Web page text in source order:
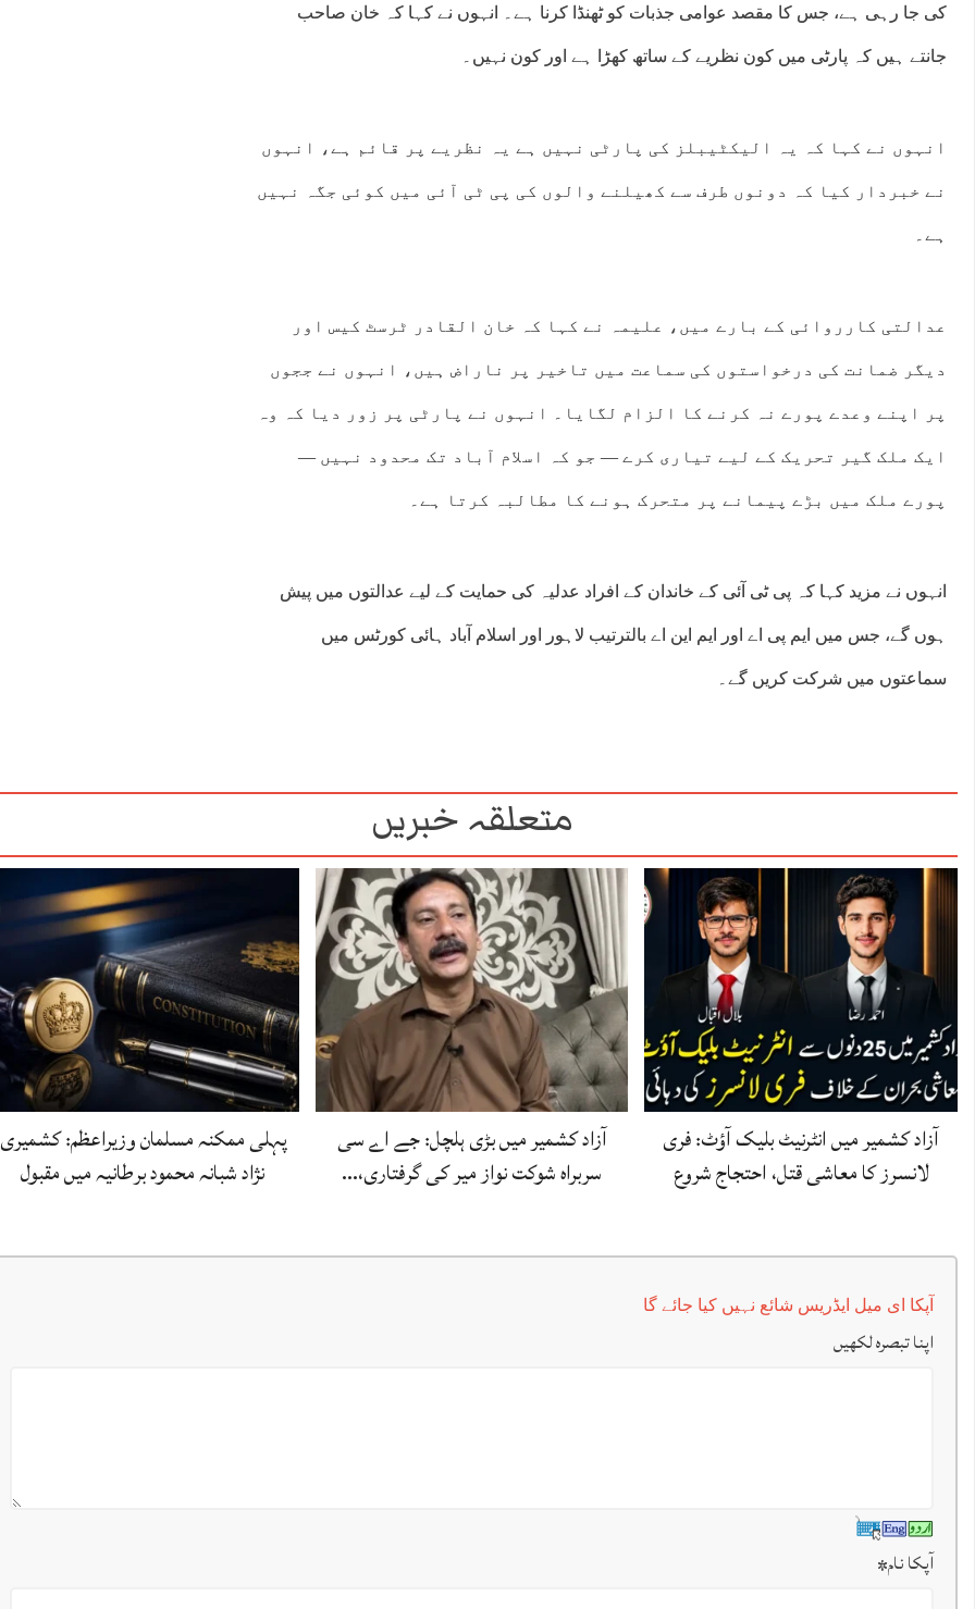
کی جا رہی ہے، جس کا مقصد عوامی جذبات کو ٹھنڈا کرنا ہے۔ انہوں نے کہا کہ خان صاحب
جانتے ہیں کہ پارٹی میں کون نظریے کے ساتھ کھڑا ہے اور کون نہیں۔
انہوں نے کہا کہ یہ الیکٹیبلز کی پارٹی نہیں ہے یہ نظریے پر قائم ہے، انہوں
نے خبردار کیا کہ دونوں طرف سے کھیلنے والوں کی پی ٹی آئی میں کوئی جگہ نہیں
ہے۔
عدالتی کارروائی کے بارے میں، علیمہ نے کہا کہ خان القادر ٹرسٹ کیس اور
دیگر ضمانت کی درخواستوں کی سماعت میں تاخیر پر ناراض ہیں، انہوں نے ججوں
پر اپنے وعدے پورے نہ کرنے کا الزام لگایا۔ انہوں نے پارٹی پر زور دیا کہ وہ
ایک ملک گیر تحریک کے لیے تیاری کرے — جو کہ اسلام آباد تک محدود نہیں —
پورے ملک میں بڑے پیمانے پر متحرک ہونے کا مطالبہ کرتا ہے۔
انہوں نے مزید کہا کہ پی ٹی آئی کے خاندان کے افراد عدلیہ کی حمایت کے لیے عدالتوں میں پیش
ہوں گے، جس میں ایم پی اے اور ایم این اے بالترتیب لاہور اور اسلام آباد ہائی کورٹس میں
سماعتوں میں شرکت کریں گے۔
متعلقہ خبریں
آزاد کشمیر میں انٹرنیٹ بلیک آؤٹ: فری
لانسرز کا معاشی قتل، احتجاج شروع
آزاد کشمیر میں بڑی ہلچل: جے اے سی
سربراہ شوکت نواز میر کی گرفتاری،…
پہلی ممکنہ مسلمان وزیراعظم: کشمیری
نژاد شبانہ محمود برطانیہ میں مقبول
آپکا ای میل ایڈریس شائع نہیں کیا جائے گا
اپنا تبصرہ لکھیں
آپکا نام*
27°C 29°C 30°C 30°C 31°C